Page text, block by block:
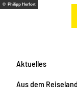
Z© Philipp Herfort
Aktuelles
Aus dem